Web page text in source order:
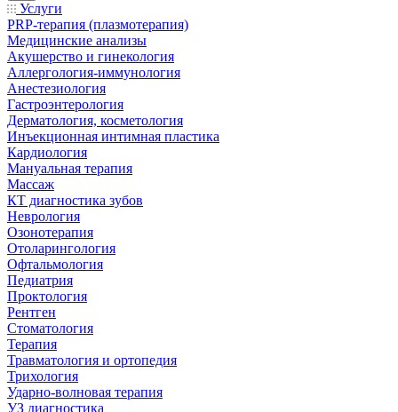
Услуги
PRP-терапия (плазмотерапия)
Медицинские анализы
Акушерство и гинекология
Аллергология-иммунология
Анестезиология
Гастроэнтерология
Дерматология, косметология
Инъекционная интимная пластика
Кардиология
Мануальная терапия
Массаж
КТ диагностика зубов
Неврология
Озонотерапия
Отоларингология
Офтальмология
Педиатрия
Проктология
Рентген
Стоматология
Терапия
Травматология и ортопедия
Трихология
Ударно-волновая терапия
УЗ диагностика